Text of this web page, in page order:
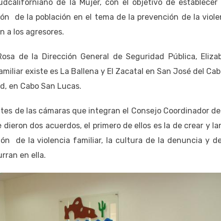
de la Mujer, con el objetivo de establecer
de la población en el tema de la prevención de la
a los agresores.
de la Dirección General de Seguridad Pública,
existe es La Ballena y El Zacatal en San José del
en Cabo San Lucas.
de las cámaras que integran el Consejo Coordinador
dos acuerdos, el primero de ellos es la de crear y
de la violencia familiar, la cultura de la denuncia y
en ella.